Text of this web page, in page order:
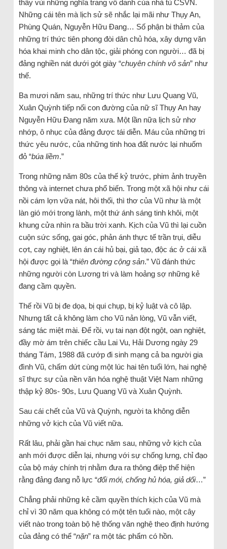
thây vùi những nghĩa trang vô danh của nhà tù CSVN.
Những cái tên mà lịch sử sẽ nhắc lại mãi như Thụy An,
Phùng Quán, Nguyễn Hữu Đang… Số phận bi thảm của
những trí thức tiên phong đòi dân chủ hóa, xây dựng văn
hóa khai minh cho dân tộc, giải phóng con người… đã bị
đảng nghiền nát dưới gót giày “chuyên chính vô sản” như
thế.
Ba mươi năm sau, những trí thức như Lưu Quang Vũ,
Xuân Quỳnh tiếp nối con đường của nữ sĩ Thụy An hay
Nguyễn Hữu Đang năm xưa. Một lần nữa lịch sử nhơ
nhớp, ô nhục của đảng được tái diễn. Máu của những tri
thức yêu nước, của những tinh hoa đất nước lại nhuốm
đỏ “búa liềm.”
Trong những năm 80s của thế kỷ trước, phim ảnh truyền
thông và internet chưa phổ biến. Trong một xã hội như cái
nồi cám lợn vữa nát, hôi thối, thì thơ của Vũ như là một
làn gió mới trong lành, một thứ ánh sáng tinh khôi, một
khung cửa nhìn ra bầu trời xanh. Kịch của Vũ thì lại cuồn
cuộn sức sống, gai góc, phản ánh thực tế trần trụi, diễu
cợt, cay nghiệt, lên án cái hủ bại, giả tạo, độc ác ở cái xã
hội được gọi là “thiên đường cộng sản.” Vũ đánh thức
những người còn Lương tri và làm hoảng sợ những kẻ
đang cầm quyền.
Thế rồi Vũ bị đe dọa, bị qui chụp, bị kỷ luật và cô lập.
Nhưng tất cả không làm cho Vũ nản lòng, Vũ vẫn viết,
sáng tác miệt mài. Để rồi, vụ tai nạn đột ngột, oan nghiệt,
đầy mờ ám trên chiếc cầu Lai Vu, Hải Dương ngày 29
tháng Tám, 1988 đã cướp đi sinh mạng cả ba người gia
đình Vũ, chấm dứt cùng một lúc hai tên tuổi lớn, hai nghệ
sĩ thực sự của nền văn hóa nghệ thuật Việt Nam những
thập kỷ 80s- 90s, Lưu Quang Vũ và Xuân Quỳnh.
Sau cái chết của Vũ và Quỳnh, người ta không diễn
những vở kịch của Vũ viết nữa.
Rất lâu, phải gần hai chục năm sau, những vở kịch của
anh mới được diễn lại, nhưng với sự chống lưng, chỉ đạo
của bộ máy chính trị nhằm đưa ra thông điệp thể hiện
rằng đảng đang nỗ lực “đổi mới, chống hủ hóa, giả dối…”
Chẳng phải những kẻ cầm quyền thích kịch của Vũ mà
chỉ vì 30 năm qua không có một tên tuổi nào, một cây
viết nào trong toàn bộ hệ thống văn nghệ theo định hướng
của đảng có thể “nặn” ra một tác phẩm có hồn.